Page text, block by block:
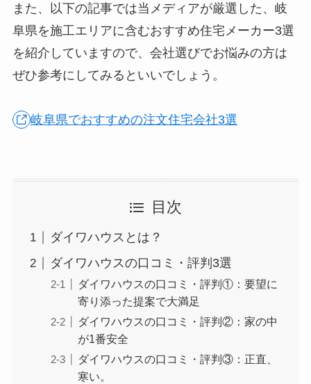
また、以下の記事では当メディアが厳選した、岐
阜県を施工エリアに含むおすすめ住宅メーカー3選
を紹介していますので、会社選びでお悩みの方は
ぜひ参考にしてみるといいでしょう。
岐阜県でおすすめの注文住宅会社3選
目次
ダイワハウスとは？
ダイワハウスの口コミ・評判3選
ダイワハウスの口コミ・評判①：要望に
寄り添った提案で大満足
ダイワハウスの口コミ・評判②：家の中
が1番安全
ダイワハウスの口コミ・評判③：正直、
寒い。